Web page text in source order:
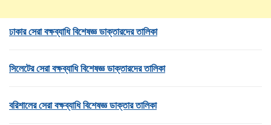
ঢাকার সেরা বক্ষব্যাধি বিশেষজ্ঞ ডাক্তারদের তালিকা
সিলেটের সেরা বক্ষব্যাধি বিশেষজ্ঞ ডাক্তারদের তালিকা
বরিশালের সেরা বক্ষব্যাধি বিশেষজ্ঞ ডাক্তার তালিকা